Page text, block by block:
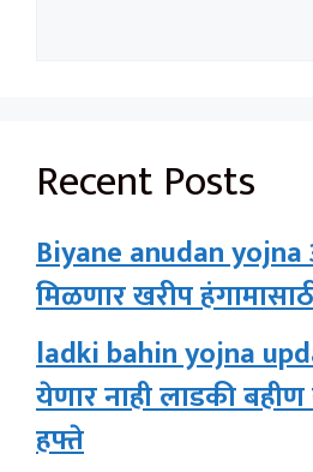
Recent Posts
Biyane anudan yojna
मिळणार खरीप
ladki bahin yojna
येणार नाही लाडकी
हफ्ते